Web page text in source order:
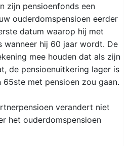
zijn pensioenfonds een
ouderdomspensioen eerder
datum waarop hij met
wanneer hij 60 jaar wordt. De
mee houden dat als zijn
de pensioenuitkering lager is
met pensioen zou gaan.
verandert niet
het ouderdomspensioen